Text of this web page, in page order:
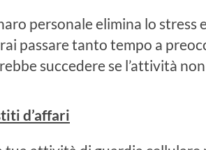
personale elimina lo stress
passare tanto tempo a
succedere se l’attività
d’affari